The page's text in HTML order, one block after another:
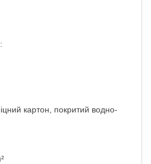
картон, покритий водно-